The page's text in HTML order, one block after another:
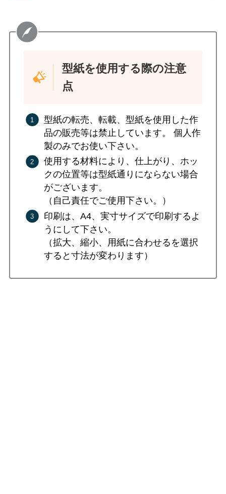
型紙を使用する際の注意
点
型紙の転売、転載、型紙を使用した作
品の販売等は禁止しています。 個人作
製のみでお使い下さい。
使用する材料により、仕上がり、ホッ
クの位置等は型紙通りにならない場合
がございます。
（自己責任でご使用下さい。）
印刷は、A4、実寸サイズで印刷するよ
うにして下さい。
（拡大、縮小、用紙に合わせるを選択
すると寸法が変わります）